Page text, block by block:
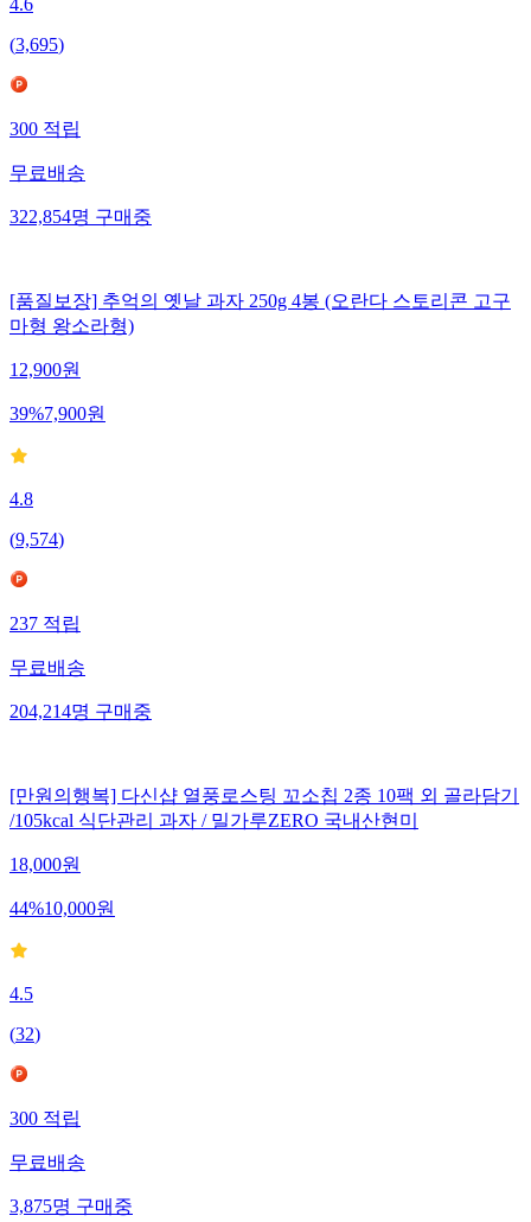
4.6
(3,695)
300 적립
무료배송
322,854명 구매중
[품질보장] 추억의 옛날 과자 250g 4봉 (오란다 스토리콘 고구
마형 왕소라형)
12,900원
39%7,900원
4.8
(9,574)
237적립
무료배송
204,214명구매중
[만원의행복] 다신샵 열풍로스팅 꼬소칩 2종 10팩 외 골라담기
/105kcal 식단관리 과자 / 밀가루ZERO 국내산현미
18,000원
44%10,000원
4.5
(32)
300적립
무료배송
3,875명구매중